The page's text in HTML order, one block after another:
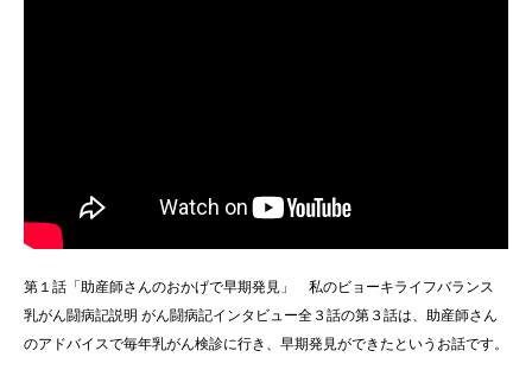
第１話「助産師さんのおかげで早期発見」 私のビョーキライフバランス
乳がん闘病記説明 がん闘病記インタビュー全３話の第３話は、助産師さん
のアドバイスで毎年乳がん検診に行き、早期発見ができたというお話です。